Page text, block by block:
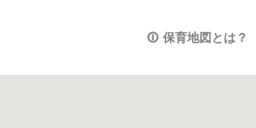
保育地図とは？